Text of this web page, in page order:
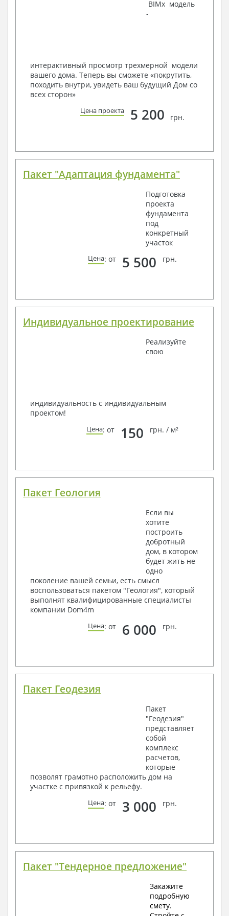
Инженеров – всегда готовы воплотить Вашу мечту
условий, за дополнительную плату.
Получить профессиональную консультацию у
наших специалистов, Вы можете любым
способом связи: закажите обратный звонок,
по viber, e-mail, телефон -
BIMx модель
-
интерактивный просмотр трехмерной модели
вашего дома. Теперь вы сможете «покрутить,
походить внутри, увидеть ваш будущий Дом со
всех сторон»
Цена проекта 5 200 грн.
Пакет "Адаптация фундамента"
Подготовка
проекта
фундамента
под
конкретный
участок
Цена: от 5 500 грн.
Индивидуальное проектирование
Реализуйте
свою
индивидуальность с индивидуальным
проектом!
Цена: от 150 грн. / м²
Пакет Геология
Если вы
хотите
построить
добротный
дом, в котором
будет жить не
одно
поколение вашей семьи, есть смысл
воспользоваться пакетом "Геология", который
выполнят квалифицированные специалисты
компании Dom4m
Цена: от 6 000 грн.
Пакет Геодезия
Пакет
"Геодезия"
представляет
собой
комплекс
расчетов,
которые
позволят грамотно расположить дом на
участке с привязкой к рельефу.
Цена: от 3 000 грн.
Пакет "Тендерное предложение"
Закажите
подробную
смету.